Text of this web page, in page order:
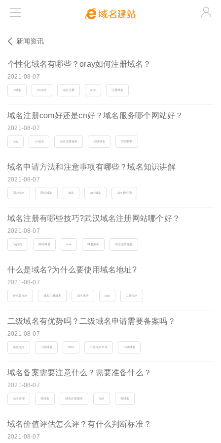
 
 新闻资讯
个性化域名有哪些？oray如何注册域名？
2021-08-07
tk域名 CC域名 域名注册 oray 注册域名
域名注册com好还是cn好？域名服务哪个网站好？
2021-08-07
oray .cn域名 域名注册服务 顶级域名 DNS解析
域名申请方法和注意事项有哪些？域名知识讲解
2021-08-07
国内域名 网站域名 域名 com域名 域名和空间
域名注册有哪些技巧?武汉域名注册网站哪个好？
2021-08-07
org域名 网站域名 oray 域名服务 域名注册服务
什么是域名?为什么要使用域名地址?
2021-08-07
什么是域名 域名注册服务 域名服务 oray 二级域名
二级域名有优势吗？二级域名申请需要备案吗？
2021-08-07
顶级域名 二级域名 DNS 二级域名申请 二级域名
域名备案需要注意什么？需要准备什么？
2021-08-07
域名管理 查域名 域名注册服务 域名 查域名
域名价值评估怎么评？有什么判断标准？
2021-08-07